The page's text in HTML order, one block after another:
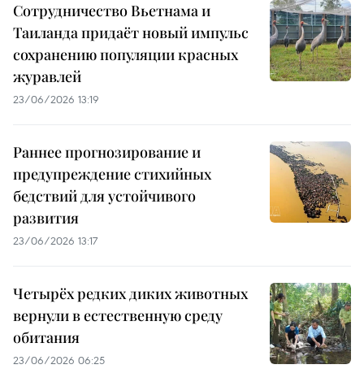
Сотрудничество Вьетнама и
Таиланда придаёт новый импульс
сохранению популяции красных
журавлей
23/06/2026 13:19
Раннее прогнозирование и
предупреждение стихийных
бедствий для устойчивого
развития
23/06/2026 13:17
Четырёх редких диких животных
вернули в естественную среду
обитания
23/06/2026 06:25